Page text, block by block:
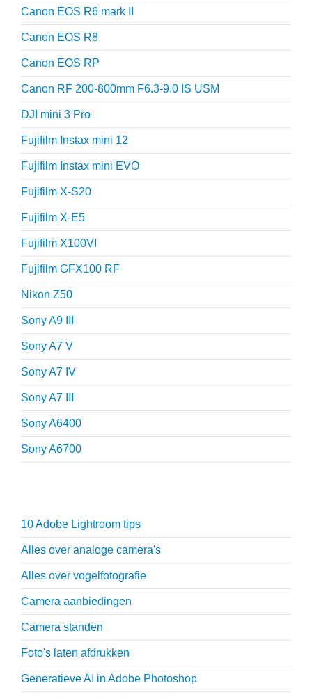
Canon EOS R6 mark II
Canon EOS R8
Canon EOS RP
Canon RF 200-800mm F6.3-9.0 IS USM
DJI mini 3 Pro
Fujifilm Instax mini 12
Fujifilm Instax mini EVO
Fujifilm X-S20
Fujifilm X-E5
Fujifilm X100VI
Fujifilm GFX100 RF
Nikon Z50
Sony A9 III
Sony A7 V
Sony A7 IV
Sony A7 III
Sony A6400
Sony A6700
10 Adobe Lightroom tips
Alles over analoge camera's
Alles over vogelfotografie
Camera aanbiedingen
Camera standen
Foto's laten afdrukken
Generatieve AI in Adobe Photoshop